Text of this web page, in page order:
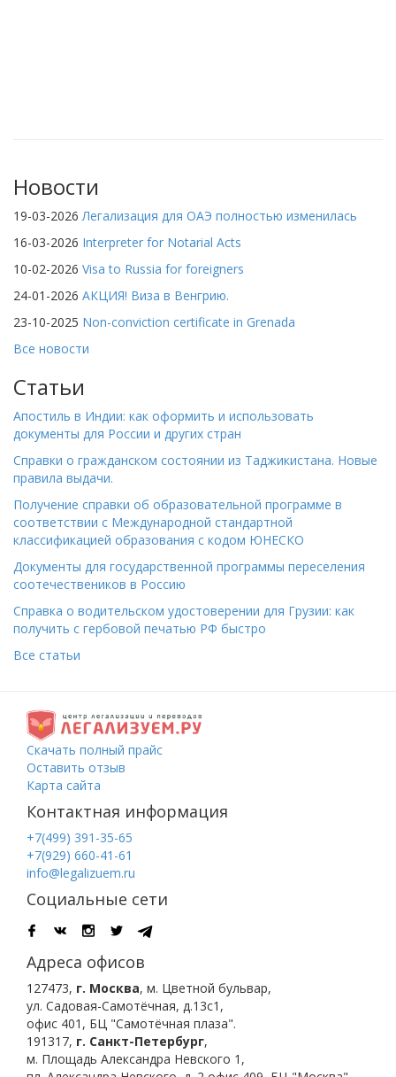
Новости
19-03-2026 Легализация для ОАЭ полностью изменилась
16-03-2026 Interpreter for Notarial Acts
10-02-2026 Visa to Russia for foreigners
24-01-2026 АКЦИЯ! Виза в Венгрию.
23-10-2025 Non-conviction certificate in Grenada
Все новости
Статьи
Апостиль в Индии: как оформить и использовать
документы для России и других стран
Справки о гражданском состоянии из Таджикистана. Новые
правила выдачи.
Получение справки об образовательной программе в
соответствии с Международной стандартной
классификацией образования с кодом ЮНЕСКО
Документы для государственной программы переселения
соотечествеников в Россию
Справка о водительском удостоверении для Грузии: как
получить с гербовой печатью РФ быстро
Все статьи
Скачать полный прайс
Оставить отзыв
Карта сайта
Контактная информация
+7(499) 391-35-65
+7(929) 660-41-61
info@legalizuem.ru
Социальные сети
Адреса офисов
127473, г. Москва, м. Цветной бульвар,
ул. Садовая-Самотёчная, д.13с1,
офис 401, БЦ "Самотёчная плаза".
191317, г. Санкт-Петербург,
м. Площадь Александра Невского 1 ,